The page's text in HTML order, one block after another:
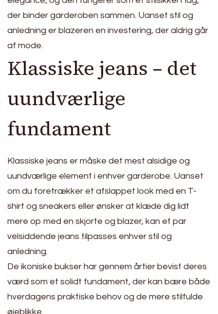
der binder garderoben sammen. Uanset stil og
anledning er blazeren en investering, der aldrig går
af mode.
Klassiske jeans – det
uundværlige
fundament
Klassiske jeans er måske det mest alsidige og
uundværlige element i enhver garderobe. Uanset
om du foretrækker et afslappet look med en T-
shirt og sneakers eller ønsker at klæde dig lidt
mere op med en skjorte og blazer, kan et par
velsiddende jeans tilpasses enhver stil og
anledning.
De ikoniske bukser har gennem årtier bevist deres
værd som et solidt fundament, der kan bære både
hverdagens praktiske behov og de mere stilfulde
øjeblikke.